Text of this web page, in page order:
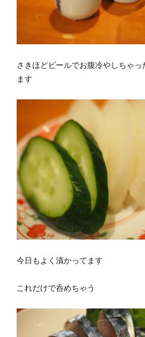
さきほどビールでお腹冷やしちゃっ
ます
今日もよく漬かってます
これだけで呑めちゃう